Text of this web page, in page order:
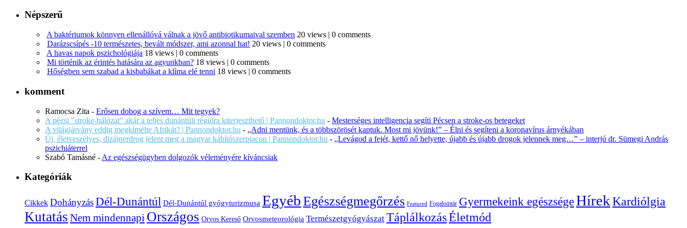
Népszerű
A baktériumok könnyen ellenállóvá válnak a jövő antibiotikumaival szemben 20 views | 0 comments
Darázscsípés -10 természetes, bevált módszer, ami azonnal hat! 20 views | 0 comments
A havas napok pszichológiája 18 views | 0 comments
Mi történik az érintés hatására az agyunkban? 18 views | 0 comments
Hőségben sem szabad a kisbabákat a klíma elé tenni 18 views | 0 comments
komment
Ramocsa Zita - Erősen dobog a szívem… Mit tegyek?
A pécsi "stroke-hálózat" akár a teljes dunántúli régióra kiterjeszthető | Pannondoktor.hu - Mesterséges intelligencia segíti Pécsen a stroke-os betegeket
A világjárvány eddig megkímélte Afrikát? | Pannondoktor.hu - „Adni mentünk, és a többszörösét kaptuk. Most mi jövünk!” – Élni és segíteni a koronavírus árnyékában
Új, életveszélyes, dizájnerdrog jelent meg a magyar kábítószerpiacon | Pannondoktor.hu - „Levágod a fejét, kettő nő helyette, újabb és újabb drogok jelennek meg…” – interjú dr. Sümegi András
pszichiáterrel
Szabó Tamásné - Az egészségügyben dolgozók véleményére kíváncsiak
Kategóriák
Cikkek DohányzásDél-Dunántúl Dél-Dunántúl gyógyturizmusa EgyébEgészségmegőrzés Featured Fogalomtár Gyermekeink egészségeHírekKardiólgia
Kutatás Nem mindennapi Országos Orvos Kereső Orvosmeteorológia Természetgyógyászat TáplálkozásÉletmód